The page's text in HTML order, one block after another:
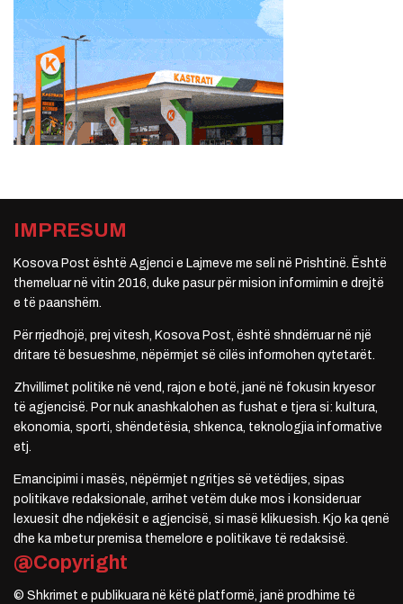
IMPRESUM
Kosova Post është Agjenci e Lajmeve me seli në Prishtinë. Është
themeluar në vitin 2016, duke pasur për mision informimin e drejtë
e të paanshëm.
Për rrjedhojë, prej vitesh, Kosova Post, është shndërruar në një
dritare të besueshme, nëpërmjet së cilës informohen qytetarët.
Zhvillimet politike në vend, rajon e botë, janë në fokusin kryesor
të agjencisë. Por nuk anashkalohen as fushat e tjera si: kultura,
ekonomia, sporti, shëndetësia, shkenca, teknologjia informative
etj.
Emancipimi i masës, nëpërmjet ngritjes së vetëdijes, sipas
politikave redaksionale, arrihet vetëm duke mos i konsideruar
lexuesit dhe ndjekësit e agjencisë, si masë klikuesish. Kjo ka qenë
dhe ka mbetur premisa themelore e politikave të redaksisë.
@Copyright
© Shkrimet e publikuara në këtë platformë, janë prodhime të